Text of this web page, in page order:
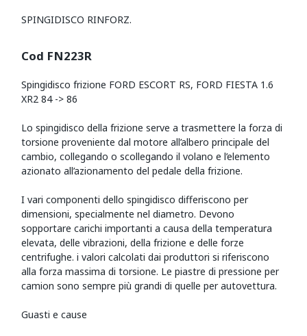
SPINGIDISCO RINFORZ.
Cod FN223R
Spingidisco frizione FORD ESCORT RS, FORD FIESTA 1.6
XR2 84 -> 86
Lo spingidisco della frizione serve a trasmettere la forza di
torsione proveniente dal motore all’albero principale del
cambio, collegando o scollegando il volano e l’elemento
azionato all’azionamento del pedale della frizione.
I vari componenti dello spingidisco differiscono per
dimensioni, specialmente nel diametro. Devono
sopportare carichi importanti a causa della temperatura
elevata, delle vibrazioni, della frizione e delle forze
centrifughe. i valori calcolati dai produttori si riferiscono
alla forza massima di torsione. Le piastre di pressione per
camion sono sempre più grandi di quelle per autovettura.
Guasti e cause